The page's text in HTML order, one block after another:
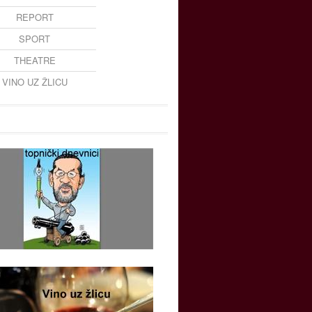
REPORT
SPORT
THEATRE
VINO UZ ŽLICU